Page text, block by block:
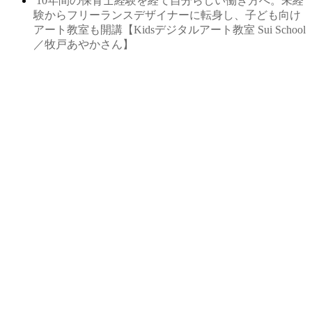
験からフリーランスデザイナーに転身し、子ども向け
アート教室も開講【Kidsデジタルアート教室 Sui School
／牧戸あやかさん】